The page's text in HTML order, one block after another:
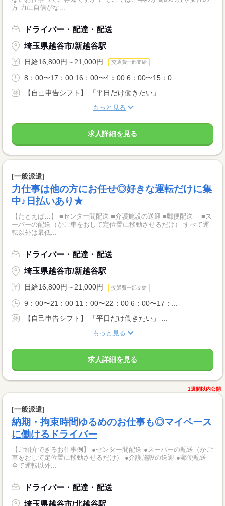
方 力に自信がな...
ドライバー・配達・配送
埼玉県越谷市/新越谷駅
日給16,800円～21,000円 交通費一部支給
8：00〜17：00 16：00〜4：00 6：00〜15：0...
【自己申告シフト】 「平日だけ働きたい」 ...
もっと見る
求人詳細を見る
[一般派遣]
力仕事は他の方にお任せ◎好きな運転だけに集
中♪日払いあり★
【たとえば…】 ■センター間配送 ■介護施設の送迎 ■郵便配送 ■ス
ーパーの配送（かご車をおして定位置に移動させるだけ） すべて運
転以外は最低...
ドライバー・配達・配送
埼玉県越谷市/新越谷駅
日給16,800円～21,000円 交通費一部支給
9：00〜21：00 11：00〜22：00 6：00〜17：...
【自己申告シフト】 「平日だけ働きたい」 ...
もっと見る
求人詳細を見る
1週間以内公開
[一般派遣]
納期・拘束時間ゆるめのお仕事も◎マイペース
に働けるドライバー
【ご紹介できるお仕事例】 ●センター間配送 ●スーパーの配送（かご
車をおして定位置に移動させるだけ） ●介護施設の送迎 ●郵便配送
全て運転以外...
ドライバー・配達・配送
埼玉県越谷市/北越谷駅